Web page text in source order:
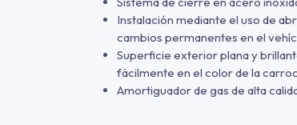
Instalación mediante el uso de
cambios permanentes en el
Superficie exterior plana y
fácilmente en el color de la
Amortiguador de gas de alta